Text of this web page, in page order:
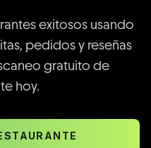
exitosos usando
pedidos y reseñas
gratuito de
hoy.